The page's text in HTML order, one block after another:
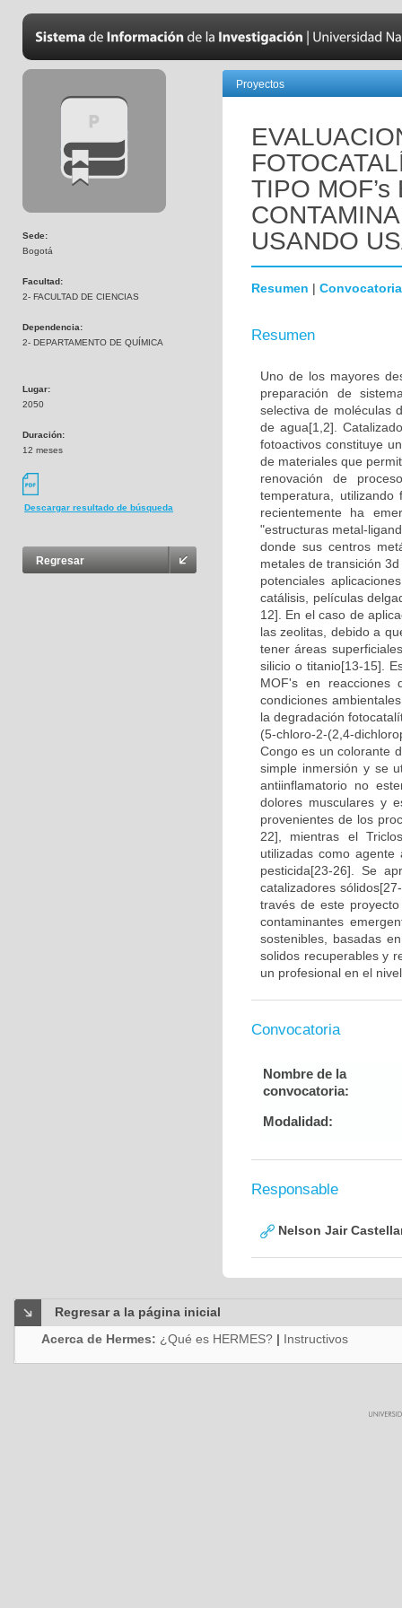
Sede:
Bogotá
Facultad:
2- FACULTAD DE CIENCIAS
Dependencia:
2- DEPARTAMENTO DE QUÍMICA
Lugar:
2050
Duración:
12 meses
Descargar resultado de búsqueda
Regresar
Proyectos
TIPO
USANDO
Resumen | Convocatoria
Resumen
Uno de los mayores
preparación de
selectiva de moléculas
de agua[1,2].
fotoactivos constituye
de materiales que
renovación de
temperatura,
recientemente ha
"estructuras metal-
donde sus centros
metales de transición
potenciales
catálisis, películas
12]. En el caso de
las zeolitas, debido a
tener áreas
silicio o titanio[13-15].
MOF's en reacciones
condiciones
la degradación
(5-chloro-2-(2,4-
Congo es un colorante
simple inmersión y se
antiinflamatorio no
dolores musculares y
provenientes de los
22], mientras el
utilizadas como agente
pesticida[23-26]. Se
catalizadores
través de este
contaminantes
sostenibles, basadas
solidos recuperables y
un profesional en el
Convocatoria
Nombre de la
convocatoria:
Modalidad:
Responsable
Nelson Jair
Regresar a la página inicial
Acerca de Hermes: ¿Qué es HERMES? | Instructivos